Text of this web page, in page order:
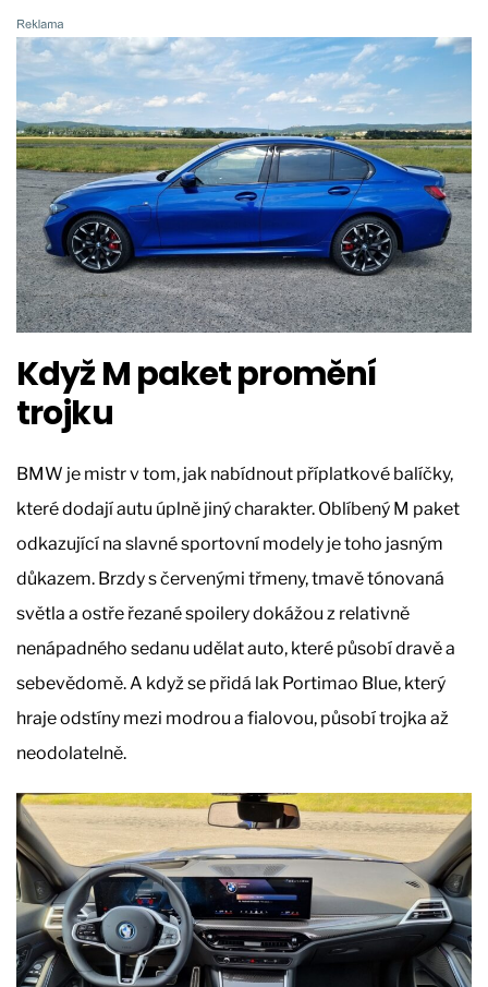
Když M paket promění
trojku
BMW je mistr v tom, jak nabídnout příplatkové balíčky,
které dodají autu úplně jiný charakter. Oblíbený M paket
odkazující na slavné sportovní modely je toho jasným
důkazem. Brzdy s červenými třmeny, tmavě tónovaná
světla a ostře řezané spoilery dokážou z relativně
nenápadného sedanu udělat auto, které působí dravě a
sebevědomě. A když se přidá lak Portimao Blue, který
hraje odstíny mezi modrou a fialovou, působí trojka až
neodolatelně.